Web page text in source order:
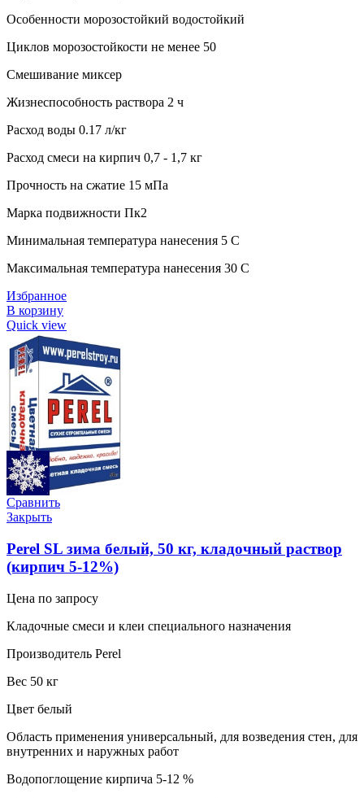
Особенности морозостойкий водостойкий
Циклов морозостойкости не менее 50
Смешивание миксер
Жизнеспособность раствора 2 ч
Расход воды 0.17 л/кг
Расход смеси на кирпич 0,7 - 1,7 кг
Прочность на сжатие 15 мПа
Марка подвижности Пк2
Минимальная температура нанесения 5 C
Максимальная температура нанесения 30 C
Избранное
В корзину
Quick view
Сравнить
Закрыть
Perel SL зима белый, 50 кг, кладочный раствор
(кирпич 5-12%)
Цена по запросу
Кладочные смеси и клеи специального назначения
Производитель Perel
Вес 50 кг
Цвет белый
Область применения универсальный, для возведения стен, для
внутренних и наружных работ
Водопоглощение кирпича 5-12 %